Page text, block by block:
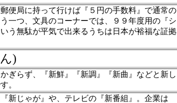
局に持って行けば『５円の手数料』で通常の
一つ、文具のコーナーでは、９９年度用の『シ
う無駄が平気で出来るうちは日本が裕福な証拠
)
らず、『新鮮』『新調』『新曲』などと新し
。
じゃが』や、テレビの『新番組』。企業は